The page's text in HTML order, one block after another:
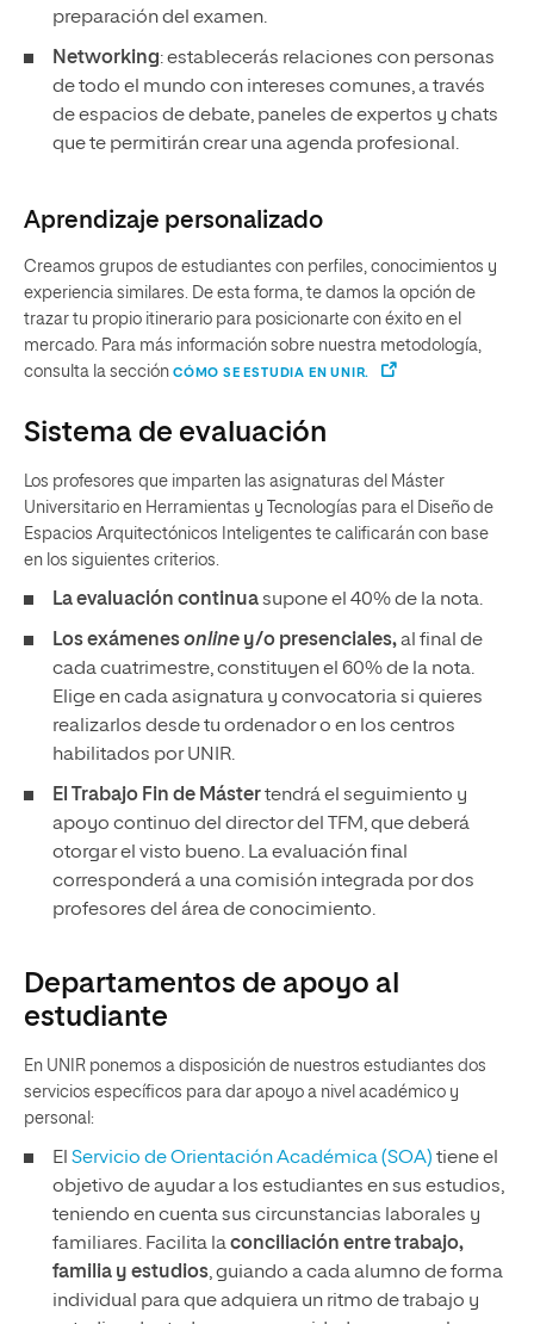
preparación del examen.
Networking: establecerás relaciones con personas
de todo el mundo con intereses comunes, a través
de espacios de debate, paneles de expertos y chats
que te permitirán crear una agenda profesional.
Aprendizaje personalizado
Creamos grupos de estudiantes con perfiles, conocimientos y
experiencia similares. De esta forma, te damos la opción de
trazar tu propio itinerario para posicionarte con éxito en el
mercado. Para más información sobre nuestra metodología,
consulta la sección CÓMO SE ESTUDIA EN UNIR.
Sistema de evaluación
Los profesores que imparten las asignaturas del Máster
Universitario en Herramientas y Tecnologías para el Diseño de
Espacios Arquitectónicos Inteligentes te calificarán con base
en los siguientes criterios.
La evaluación continuasupone el 40% de la nota.
Los exámenesonline y/o presenciales,al final de
cada cuatrimestre, constituyen el 60% de la nota.
Elige en cada asignatura y convocatoria si quieres
realizarlos desde tu ordenador o en los centros
habilitados por UNIR.
El Trabajo Fin de Mástertendrá el seguimiento y
apoyo continuo del director del TFM, que deberá
otorgar el visto bueno. La evaluación final
corresponderá a una comisión integrada por dos
profesores del área de conocimiento.
Departamentos de apoyo al
estudiante
En UNIR ponemos a disposición de nuestros estudiantes dos
servicios específicos para dar apoyo a nivel académico y
personal:
El Servicio de Orientación Académica (SOA) tiene el
objetivo de ayudar a los estudiantes en sus estudios,
teniendo en cuenta sus circunstancias laborales y
familiares. Facilita laconciliación entre trabajo,
familia y estudios, guiando a cada alumno de forma
individual para que adquiera un ritmo de trabajo y